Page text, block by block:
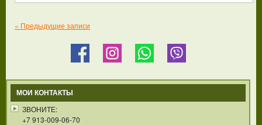
« Предыдущие записи
МОИ КОНТАКТЫ
ЗВОНИТЕ:
+7 913-009-06-70